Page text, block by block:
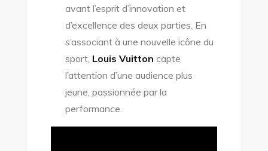
avant l’esprit d’innovation et
d’excellence des deux parties. En
s’associant à une nouvelle icône du
sport, Louis Vuitton capte
l’attention d’une audience plus
jeune, passionnée par la
performance.